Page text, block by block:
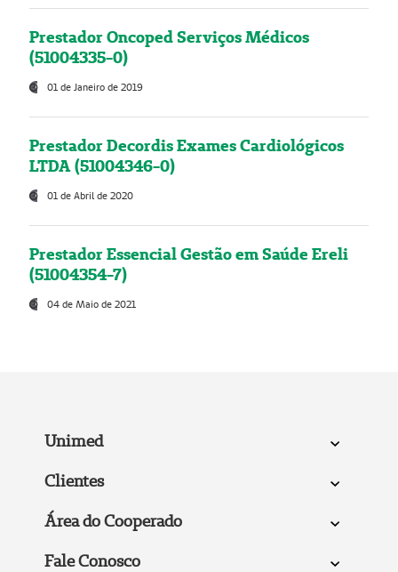
Prestador Oncoped Serviços Médicos
(51004335-0)
01 de Janeiro de 2019
Prestador Decordis Exames Cardiológicos
LTDA (51004346-0)
01 de Abril de 2020
Prestador Essencial Gestão em Saúde Ereli
(51004354-7)
04 de Maio de 2021
Unimed
Clientes
Área do Cooperado
Fale Conosco